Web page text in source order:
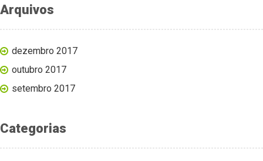
Arquivos
dezembro 2017
outubro 2017
setembro 2017
Categorias